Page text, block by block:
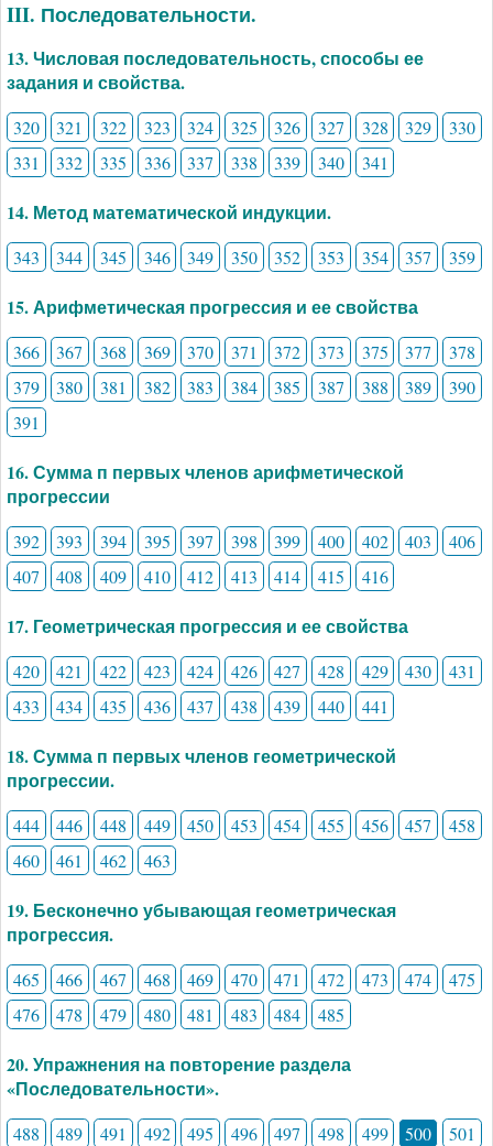
III. Последовательности.
13. Числовая последовательность, способы ее
задания и свойства.
320 321 322 323 324 325 326 327 328 329
330
331
332 335 336 337 338 339 340 341
14. Метод математической индукции.
343 344 345 346 349 350 352 353 354 357 359
15. Арифметическая прогрессия и ее свойства
366 367 368 369 370 371 372 373 375 377
378
379
380 381 382 383 384 385 387 388 389
390
391
16. Сумма п первых членов арифметической
прогрессии
392 393 394 395 397 398 399 400 402 403
406
407
408 409 410 412 413 414 415 416
17. Геометрическая прогрессия и ее свойства
420 421 422 423 424 426 427 428 429 430
431
433
434 435 436 437 438 439 440 441
18. Сумма п первых членов геометрической
прогрессии.
444 446 448 449 450 453 454 455 456 457
458
460
461 462 463
19. Бесконечно убывающая геометрическая
прогрессия.
465 466 467 468 469 470 471 472 473 474
475
476
478 479 480 481 483 484 485
20. Упражнения на повторение раздела
«Последовательности».
488 489 491 492 495 496 497 498 499 500
501